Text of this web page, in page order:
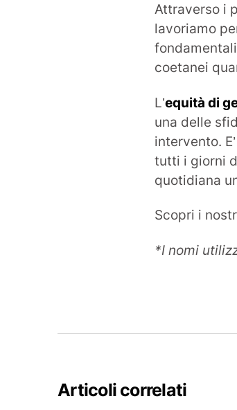
Attraverso i
lavoriamo
coetanei
L’equità di
una delle
intervento.
tutti i giorni
quotidiana
Scopri i
*I nomi
Articoli correlati